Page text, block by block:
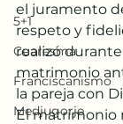
5+1
Cuaresma
Franciscanismo
Medjugorje
el juramento
respeto y
realizó
matrimonio
la pareja con
El matrimonio